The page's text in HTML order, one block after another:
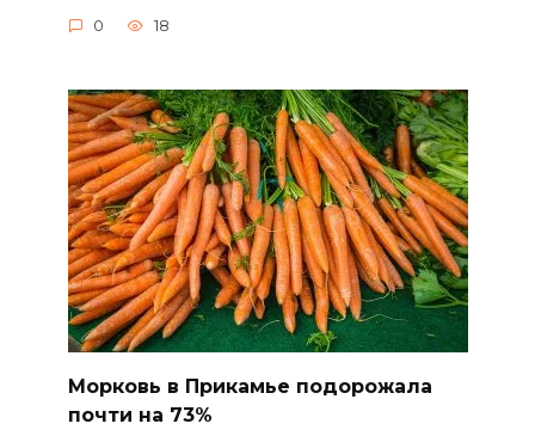
0 18
Морковь в Прикамье подорожала
почти на 73%